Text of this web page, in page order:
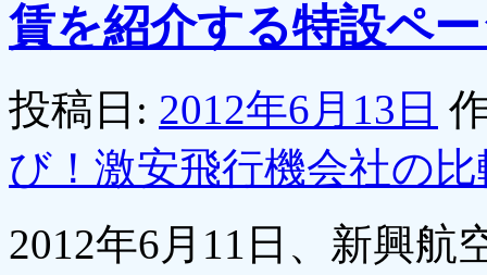
賃を紹介する特設ペ
投稿日: 2012年6月13日
び！激安飛行機会社の
2012年6月11日、新興航